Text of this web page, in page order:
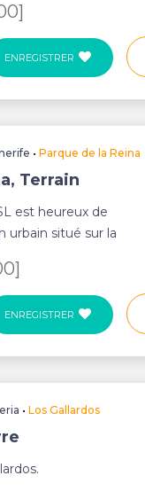
ENREGISTRER
•Parque de la Reina
Terrain
est heureux de
urbain situé sur la
ENREGISTRER
•Los Gallardos